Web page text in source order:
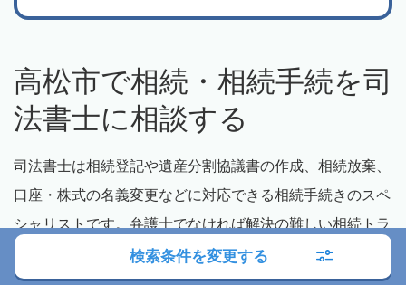
高松市で相続・相続手続を司
法書士に相談する
司法書士は相続登記や遺産分割協議書の作成、相続放棄、
口座・株式の名義変更などに対応できる相続手続きのスペ
シャリストです。弁護士でなければ解決の難しい相続トラ
ブル以外であれば、まず司法書士に相談することで解決し
検索条件を変更する